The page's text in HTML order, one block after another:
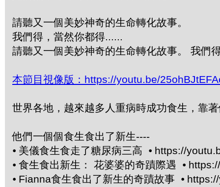
請聽又一個美妙神奇的生命轉化故事。
我們得，當然你都得......
請聽又一個美妙神奇的生命轉化故事。 我們
本節目視像版：https://youtu.be/
世界各地，越來越多人重病時成功食生，靠
他們一個個食生食出了新生----
⦁ 美儀食生食走了糖尿病三高 ⦁ https://
⦁ 食生食出新生： 花婆婆的奇蹟際遇 ⦁
⦁ Fianna食生食出了新生的奇蹟故事 ⦁